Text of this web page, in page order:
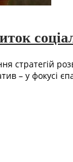
стратегій
– у фокусі